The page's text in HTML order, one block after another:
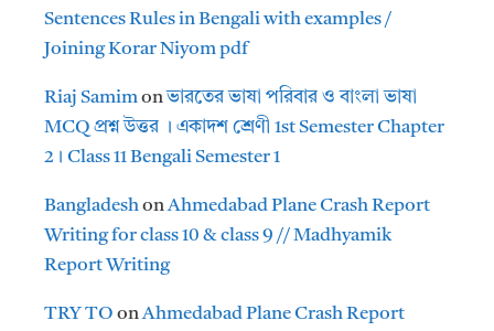
Sentences Rules in Bengali with examples /
Joining Korar Niyom pdf
Riaj Samimonভারতের ভাষা পরিবার ও বাংলা ভাষা
MCQ প্রশ্ন উত্তর । একাদশ শ্রেণী 1st Semester Chapter
2। Class 11 Bengali Semester 1
BangladeshonAhmedabad Plane Crash Report
Writing for class 10 & class 9 // Madhyamik
Report Writing
TRY TO onAhmedabad Plane Crash Report